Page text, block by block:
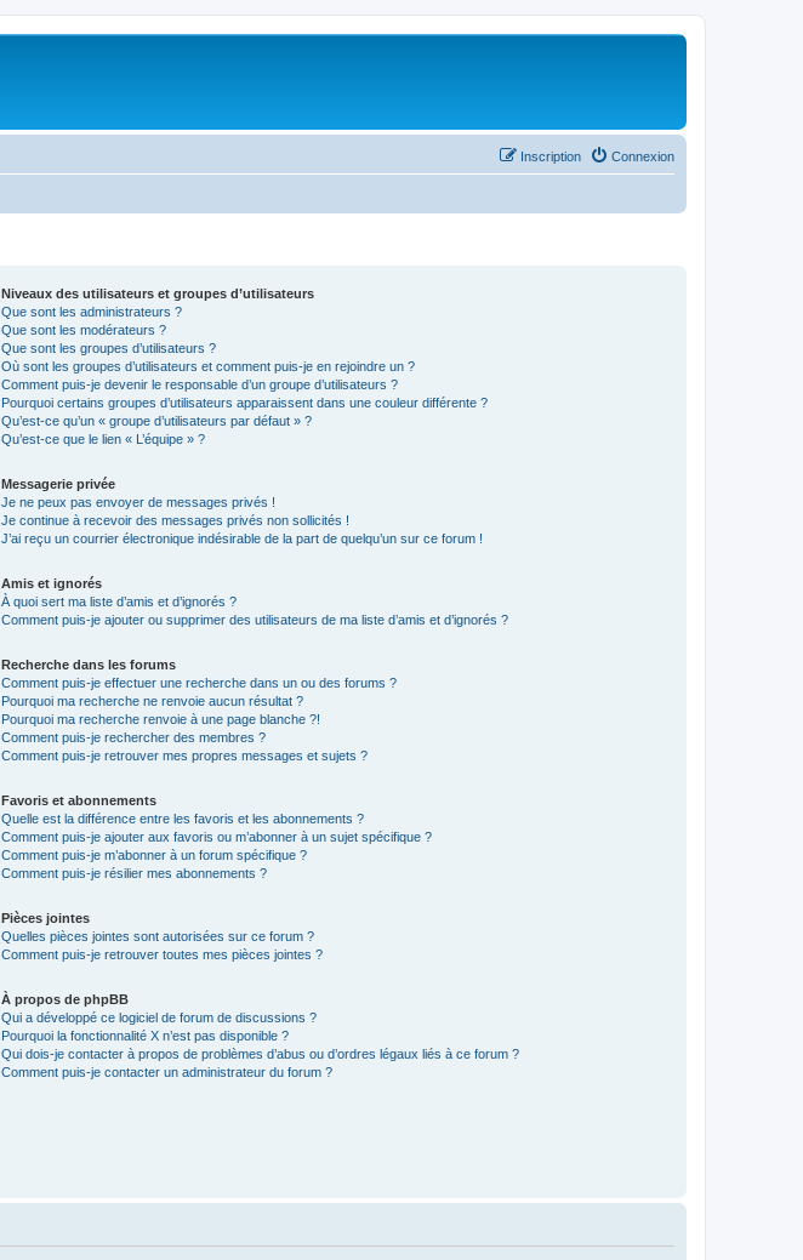
Connexion
Inscription
Niveaux des utilisateurs et groupes d’utilisateurs
Que sont les administrateurs ?
Que sont les modérateurs ?
Que sont les groupes d’utilisateurs ?
Où sont les groupes d’utilisateurs et comment puis-je en rejoindre un ?
Comment puis-je devenir le responsable d’un groupe d’utilisateurs ?
Pourquoi certains groupes d’utilisateurs apparaissent dans une couleur différente ?
Qu’est-ce qu’un « groupe d’utilisateurs par défaut » ?
Qu’est-ce que le lien « L’équipe » ?
Messagerie privée
Je ne peux pas envoyer de messages privés !
Je continue à recevoir des messages privés non sollicités !
J’ai reçu un courrier électronique indésirable de la part de quelqu’un sur ce forum !
Amis et ignorés
À quoi sert ma liste d’amis et d’ignorés ?
Comment puis-je ajouter ou supprimer des utilisateurs de ma liste d’amis et d’ignorés ?
Recherche dans les forums
Comment puis-je effectuer une recherche dans un ou des forums ?
Pourquoi ma recherche ne renvoie aucun résultat ?
Pourquoi ma recherche renvoie à une page blanche ?!
Comment puis-je rechercher des membres ?
Comment puis-je retrouver mes propres messages et sujets ?
Favoris et abonnements
Quelle est la différence entre les favoris et les abonnements ?
Comment puis-je ajouter aux favoris ou m’abonner à un sujet spécifique ?
Comment puis-je m’abonner à un forum spécifique ?
Comment puis-je résilier mes abonnements ?
Pièces jointes
Quelles pièces jointes sont autorisées sur ce forum ?
Comment puis-je retrouver toutes mes pièces jointes ?
À propos de phpBB
Qui a développé ce logiciel de forum de discussions ?
Pourquoi la fonctionnalité X n’est pas disponible ?
Qui dois-je contacter à propos de problèmes d’abus ou d’ordres légaux liés à ce forum ?
Comment puis-je contacter un administrateur du forum ?